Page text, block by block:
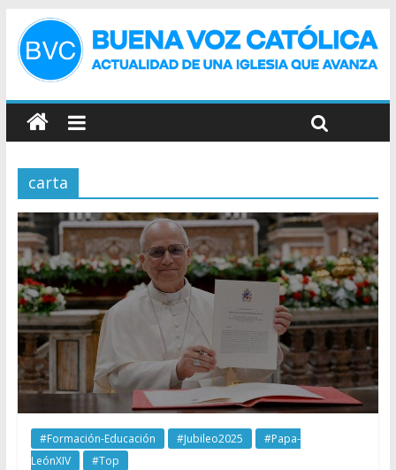
carta
#Formación-Educación #Jubileo2025
#Papa-
LeónXIV
#Top